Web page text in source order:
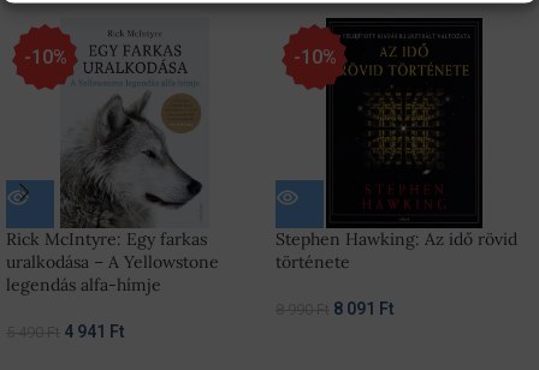
-10%
Rick McIntyre: Egy farkas
uralkodása – A Yellowstone
legendás alfa-hímje
4 941 Ft
-10%
Stephen Hawking: Az idő rövid
története
8 091 Ft